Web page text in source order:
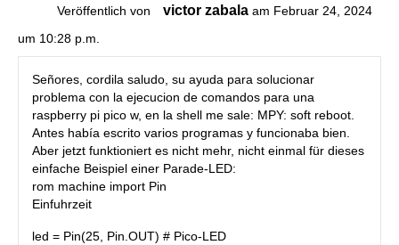
Veröffentlich von victor zabala am Februar 24, 2024
um 10:28 p.m.
Señores, cordila saludo, su ayuda para solucionar
problema con la ejecucion de comandos para una
raspberry pi pico w, en la shell me sale: MPY: soft reboot.
Antes había escrito varios programas y funcionaba bien.
Aber jetzt funktioniert es nicht mehr, nicht einmal für dieses
einfache Beispiel einer Parade-LED:
rom machine import Pin
Einfuhrzeit
led = Pin(25, Pin.OUT) # Pico-LED